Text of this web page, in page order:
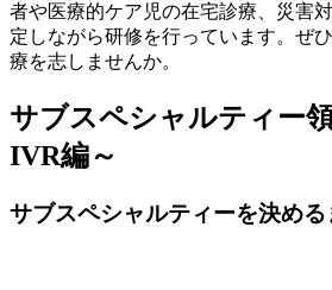
者や医療的ケア児の在宅診療、災害
定しながら研修を行っています。ぜ
療を志しませんか。
サブスペシャルティー
IVR編～
サブスペシャルティーを決める